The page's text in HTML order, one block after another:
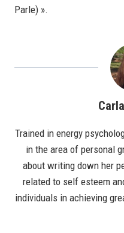
Parle) ».
Trained in energy
in the area of personal
about writing down her
related to self esteem
individuals in achieving